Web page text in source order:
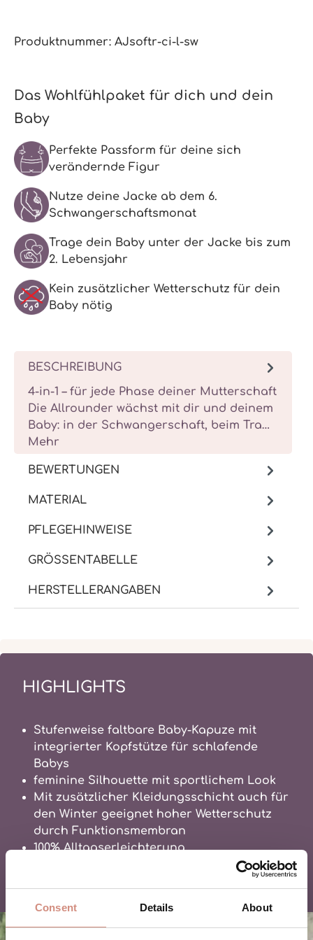
Consent Details About
Produktnummer: AJsoftr-ci-l-sw
Das Wohlfühlpaket für dich und dein
Baby
Perfekte Passform für deine sich
verändernde Figur
Nutze deine Jacke ab dem 6.
Schwangerschaftsmonat
Trage dein Baby unter der Jacke bis zum
2. Lebensjahr
Kein zusätzlicher Wetterschutz für dein
Baby nötig
BESCHREIBUNG
4-in-1 – für jede Phase deiner Mutterschaft
Die Allrounder wächst mit dir und deinem
Baby: in der Schwangerschaft, beim Tra…
Mehr
BEWERTUNGEN
MATERIAL
PFLEGEHINWEISE
GRÖSSENTABELLE
HERSTELLERANGABEN
HIGHLIGHTS
Stufenweise faltbare Baby-Kapuze mit
integrierter Kopfstütze für schlafende
Babys
feminine Silhouette mit sportlichem Look
Mit zusätzlicher Kleidungsschicht auch für
den Winter geeignet hoher Wetterschutz
durch Funktionsmembran
100% Alltagserleichterung